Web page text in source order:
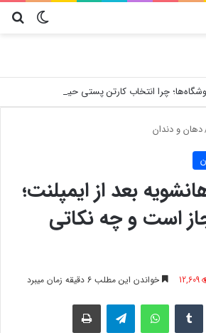
تغییر
چرا انتخاب کارتن پستی حیاتی است؟
دهان و دندان
بعد از ایمپلنت؛
است و چه نکاتی
12,609 خواندن این مطلب 6 دقیقه زمان میبرد
لینکدین واتس آپ